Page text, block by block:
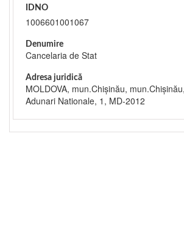
IDNO
1006601001067
Denumire
Cancelaria de Stat
Adresa juridică
MOLDOVA, mun.Chişinău,
Adunari Nationale, 1, MD-2012